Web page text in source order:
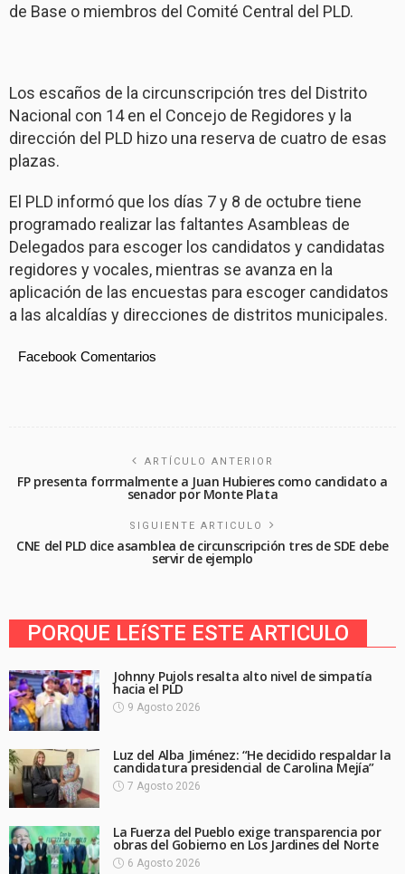
de Base o miembros del Comité Central del PLD.
Los escaños de la circunscripción tres del Distrito
Nacional con 14 en el Concejo de Regidores y la
dirección del PLD hizo una reserva de cuatro de esas
plazas.
El PLD informó que los días 7 y 8 de octubre tiene
programado realizar las faltantes Asambleas de
Delegados para escoger los candidatos y candidatas
regidores y vocales, mientras se avanza en la
aplicación de las encuestas para escoger candidatos
a las alcaldías y direcciones de distritos municipales.
Facebook Comentarios
ARTÍCULO ANTERIOR
FP presenta forrmalmente a Juan Hubieres como candidato a
senador por Monte Plata
SIGUIENTE ARTICULO
CNE del PLD dice asamblea de circunscripción tres de SDE debe
servir de ejemplo
PORQUE LEíSTE ESTE ARTICULO
Johnny Pujols resalta alto nivel de simpatía
hacia el PLD
9 Agosto 2026
Luz del Alba Jiménez: “He decidido respaldar la
candidatura presidencial de Carolina Mejía”
7 Agosto 2026
La Fuerza del Pueblo exige transparencia por
obras del Gobierno en Los Jardines del Norte
6 Agosto 2026